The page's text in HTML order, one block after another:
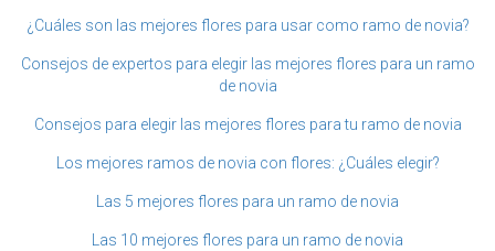
¿Cuáles son las mejores flores para usar como ramo de novia?
Consejos de expertos para elegir las mejores flores para un ramo
de novia
Consejos para elegir las mejores flores para tu ramo de novia
Los mejores ramos de novia con flores: ¿Cuáles elegir?
Las 5 mejores flores para un ramo de novia
Las 10 mejores flores para un ramo de novia